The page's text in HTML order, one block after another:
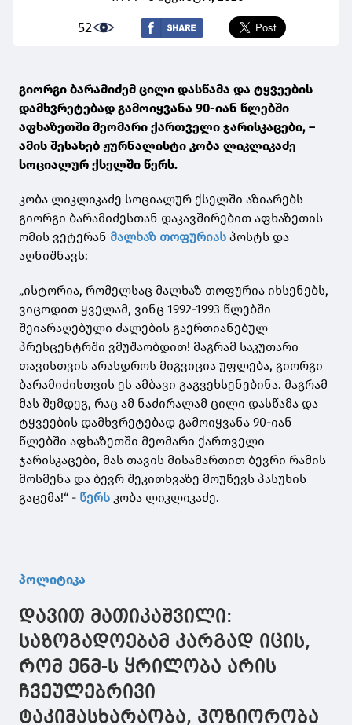
52
გიორგი ბარამიძემ ცილი დასწამა და ტყვეების
დამხვრეტებად გამოიყვანა 90-იან წლებში
აფხაზეთში მეომარი ქართველი ჯარისკაცები, –
ამის შესახებ ჟურნალისტი კობა ლიკლიკაძე
სოციალურ ქსელში წერს.
კობა ლიკლიკაძე სოციალურ ქსელში აზიარებს
გიორგი ბარამიძესთან დაკავშირებით აფხაზეთის
ომის ვეტერან მალხაზ თოფურიას პოსტს და
აღნიშნავს:
„ისტორია, რომელსაც მალხაზ თოფურია იხსენებს,
ვიცოდით ყველამ, ვინც 1992-1993 წლებში
შეიარაღებული ძალების გაერთიანებულ
პრესცენტრში ვმუშაობდით! მაგრამ საკუთარი
თავისთვის არასდროს მიგვიცია უფლება, გიორგი
ბარამიძისთვის ეს ამბავი გაგვეხსენებინა. მაგრამ
მას შემდეგ, რაც ამ ნაძირალამ ცილი დასწამა და
ტყვეების დამხვრეტებად გამოიყვანა 90-იან
წლებში აფხაზეთში მეომარი ქართველი
ჯარისკაცები, მას თავის მისამართით ბევრი რამის
მოსმენა და ბევრ შეკითხვაზე მოუწევს პასუხის
გაცემა!“ - წერს კობა ლიკლიკაძე.
პოლიტიკა
დავით მათიკაშვილი:
საზოგადოებამ კარგად იცის,
რომ ენმ-ს ყრილობა არის
ჩვეულებრივი
ტაკიმასხარაობა, პოზიორობა